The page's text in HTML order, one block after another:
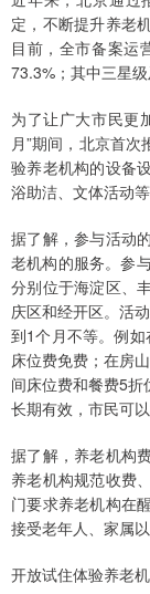
定，不断提升养老
目前，全市备案运
73.3%；其中三星
为了让广大市民更
月”期间，北京首
验养老机构的设备
浴助洁、文体活动等
据了解，参与活动
老机构的服务。参
分别位于海淀区、
庆区和经开区。活
到1个月不等。例
床位费免费；在房
间床位费和餐费5
长期有效，市民可
据了解，养老机构
养老机构规范收费
门要求养老机构在
接受老年人、家属
开放试住体验养老